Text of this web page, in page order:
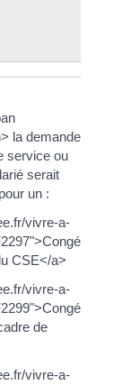
la demande
service ou
serait
un :
vivre-a-
CSE</a>
vivre-a-
de
vivre-a-